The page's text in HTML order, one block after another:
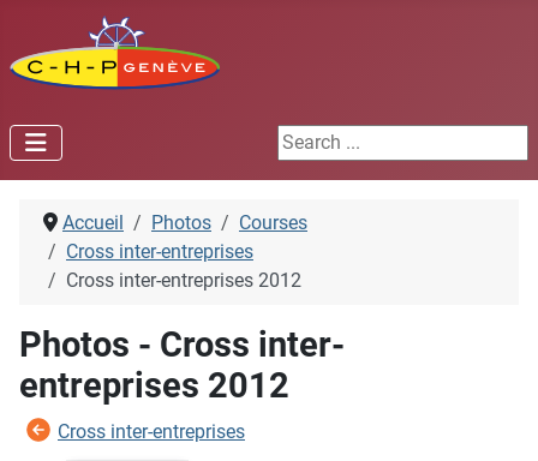
Search ...
Accueil Photos
Courses
Cross inter-entreprises
Cross inter-entreprises 2012
Photos - Cross inter-
entreprises 2012
Cross inter-entreprises